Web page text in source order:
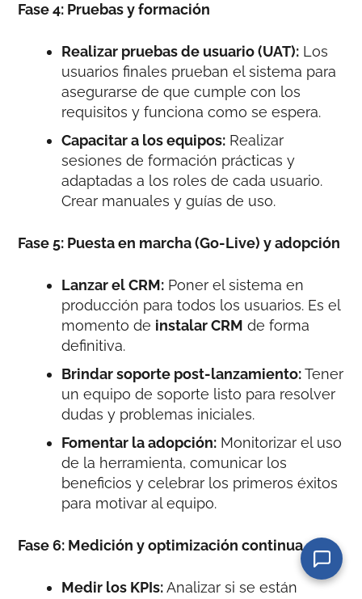
Fase 4: Pruebas y formación
Realizar pruebas de usuario (UAT): Los
usuarios finales prueban el sistema para
asegurarse de que cumple con los
requisitos y funciona como se espera.
Capacitar a los equipos: Realizar
sesiones de formación prácticas y
adaptadas a los roles de cada usuario.
Crear manuales y guías de uso.
Fase 5: Puesta en marcha (Go-Live) y adopción
Lanzar el CRM: Poner el sistema en
producción para todos los usuarios. Es el
momento de instalar CRM de forma
definitiva.
Brindar soporte post-lanzamiento:Tener
un equipo de soporte listo para resolver
dudas y problemas iniciales.
Fomentar la adopción: Monitorizar el uso
de la herramienta, comunicar los
beneficios y celebrar los primeros éxitos
para motivar al equipo.
Fase 6: Medición y optimización continua
Medir los KPIs:Analizar si se están